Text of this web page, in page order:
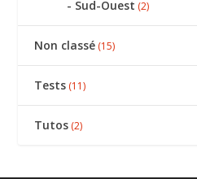
Sud-Ouest (2)
Non classé (15)
Tests (11)
Tutos (2)